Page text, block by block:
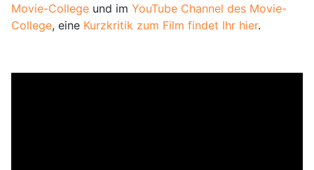
Movie-College und im YouTube Channel des Movie-
College, eine Kurzkritik zum Film findet Ihr hier.